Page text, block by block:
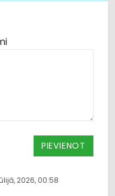
PIEVIENOT
2026, 00:58